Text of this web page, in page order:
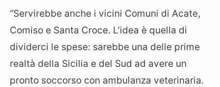
“Servirebbe anche i vicini Comuni di Acate,
Comiso e Santa Croce. L’idea è quella di
dividerci le spese: sarebbe una delle prime
realtà della Sicilia e del Sud ad avere un
pronto soccorso con ambulanza veterinaria.